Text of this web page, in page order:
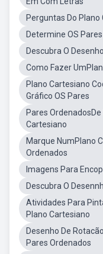
Perguntas Do
Determine OS
Descubra O
Como Fazer
Plano Cartesiano
Gráfico OS Pares
Pares
Cartesiano
Marque NumPlano
Ordenados
Imagens Para
Descubra O
Atividades Para
Plano Cartesiano
Desenho De
Pares Ordenados